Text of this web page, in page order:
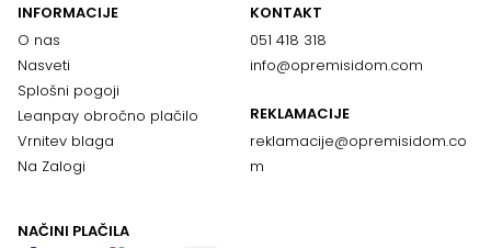
INFORMACIJE
O nas
Nasveti
Splošni pogoji
Leanpay obročno plačilo
Vrnitev blaga
Na Zalogi
KONTAKT
051 418 318
info@opremisidom.com
REKLAMACIJE
reklamacije@opremisidom.co
m
NAČINI PLAČILA